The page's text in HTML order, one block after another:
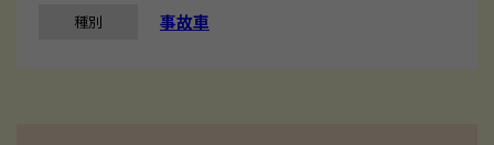
種別 事故車